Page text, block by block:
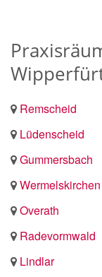
Remscheid
Lüdenscheid
Gummersbach
Wermelskirchen
Overath
Radevormwald
Lindlar